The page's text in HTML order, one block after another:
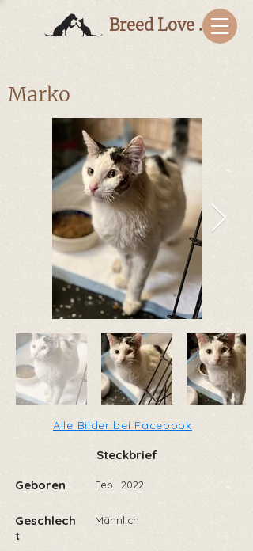
Breed Love Bulgaria
Marko
Alle Bilder bei Facebook
Steckbrief
Geboren
Geschlech
t
Feb 2022
Männlich